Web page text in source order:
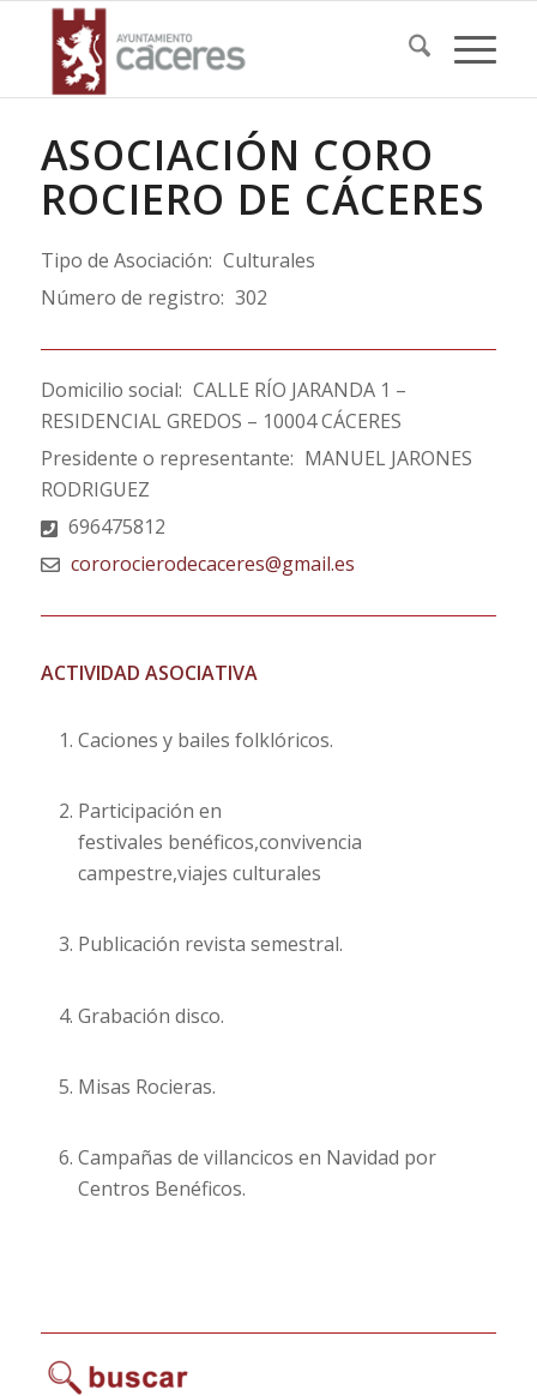
ASOCIACIÓN CORO
ROCIERO DE CÁCERES
Tipo de Asociación: Culturales
Número de registro: 302
Domicilio social: CALLE RÍO JARANDA 1 –
RESIDENCIAL GREDOS – 10004 CÁCERES
Presidente o representante: MANUEL JARONES
RODRIGUEZ
696475812
cororocierodecaceres@gmail.es
ACTIVIDAD ASOCIATIVA
Caciones y bailes folklóricos.
Participación en
festivales benéficos,convivencia
campestre,viajes culturales
Publicación revista semestral.
Grabación disco.
Misas Rocieras.
Campañas de villancicos en Navidad por
Centros Benéficos.